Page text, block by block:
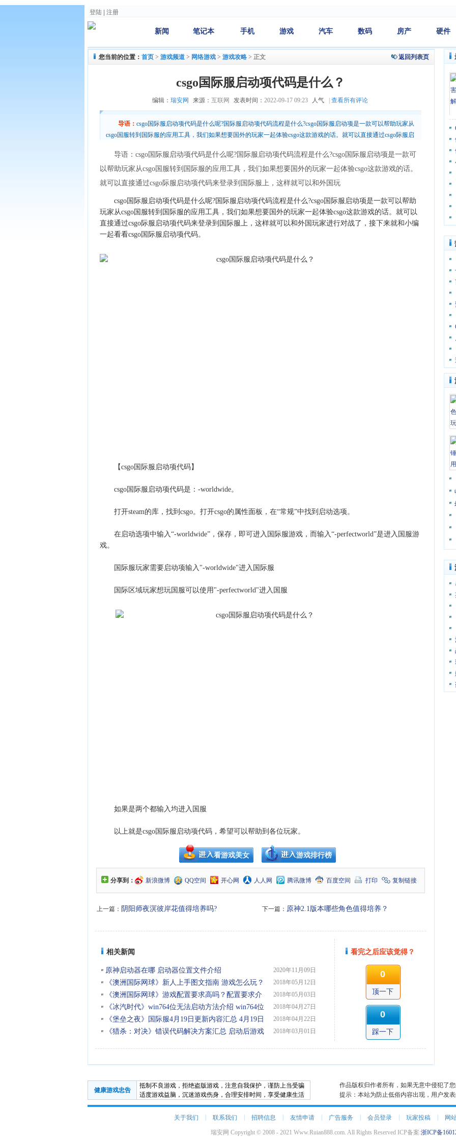
登陆 注册
新闻 笔记本 手机 游戏 汽车 数码 房产 硬件
您当前的位置： 首页 > 游戏频道 > 网络游戏 > 游戏攻略 > 正文 返回列表页
csgo国际服启动项代码是什么？
编辑： 瑞安网 来源： 互联网 发表时间： 2022-09-17 09:23 人气 查看所有评论
导语： csgo国际服启动项代码是什么呢?国际服启动项代码流程是什么?csgo国际服启动项是一款可以帮助玩家从
csgo国服转到国际服的应用工具，我们如果想要国外的玩家一起体验csgo这款游戏的话。就可以直接通过csgo际服启
导语：csgo国际服启动项代码是什么呢?国际服启动项代码流程是什么?csgo国际服启动项是一款可
以帮助玩家从csgo国服转到国际服的应用工具，我们如果想要国外的玩家一起体验csgo这款游戏的话。
就可以直接通过csgo际服启动项代码来登录到国际服上，这样就可以和外国玩
csgo国际服启动项代码是什么呢?国际服启动项代码流程是什么?csgo国际服启动项是一款可以帮助
玩家从csgo国服转到国际服的应用工具，我们如果想要国外的玩家一起体验csgo这款游戏的话。就可以
直接通过csgo际服启动项代码来登录到国际服上，这样就可以和外国玩家进行对战了，接下来就和小编
一起看看csgo国际服启动项代码。
【csgo国际服启动项代码】
csgo国际服启动项代码是：-worldwide。
打开steam的库，找到csgo。打开csgo的属性面板，在“常规”中找到启动选项。
在启动选项中输入“-worldwide”，保存，即可进入国际服游戏，而输入“-perfectworld”是进入国服游
戏。
国际服玩家需要启动项输入"-worldwide"进入国际服
国际区域玩家想玩国服可以使用"-perfectworld"进入国服
如果是两个都输入均进入国服
以上就是csgo国际服启动项代码，希望可以帮助到各位玩家。
看游戏美女 游戏排行榜
分享到： 新浪微博 QQ空间 开心网 人人网 腾讯微博 百度空间 打印 复制链接
上一篇： 阴阳师夜溟彼岸花值得培养吗? 下一篇： 原神2.1版本哪些角色值得培养？
相关新闻
原神启动器在哪 启动器位置文件介绍 2020年11月09日
《澳洲国际网球》新人上手图文指南 游戏怎么玩？ 2018年05月12日
《澳洲国际网球》游戏配置要求高吗？配置要求介
绍
2018年05月03日
《冰汽时代》win764位无法启动方法介绍 win764位
无法启动怎么办？
2018年04月27日
《堡垒之夜》国际服4月19日更新内容汇总 4月19日
要更新什么？
2018年04月22日
《猎杀：对决》错误代码解决方案汇总 启动后游戏
2018年03月01日
看完之后应该觉得？
0
顶一下
0
踩一下
健康游戏忠告
抵制不良游戏，拒绝盗版游戏，注意自我保护，谨防上当受骗
适度游戏益脑，沉迷游戏伤身，合理安排时间，享受健康生活
作品版权归作者所有，如果无意中侵犯了
提示：本站为防止低俗内容出现，用户发
关于我们 联系我们 招聘信息 友情申请 广告服务 会员登录 玩家投稿 网
瑞安网 Copyright © 2008 - 2021 Www.Ruian888.com. All Rights Reserved ICP备案:浙ICP备